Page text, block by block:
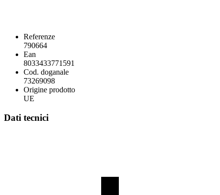
Referenze
790664
Ean
8033433771591
Cod. doganale
73269098
Origine prodotto
UE
Dati tecnici